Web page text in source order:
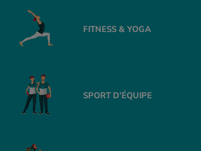
FITNESS & YOGA
SPORT D’ÉQUIPE